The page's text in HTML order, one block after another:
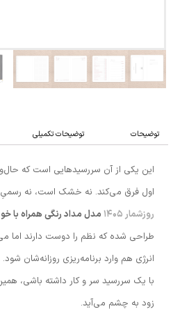
توضیحات توضیحات تکمیلی
این یکی از آن سررسیدهایی است که
اول فرق می‌کند. نه خشک است، نه
روزشمار ۱۴۰۵
مدل مداد رنگی همراه با
طراحی شده که نظم را دوست دارند اما
انرژی هم وارد برنامه‌ریزی روزانه‌شان
با یک سررسید سر و کار داشته باشی،
زود به چشم می‌آید.